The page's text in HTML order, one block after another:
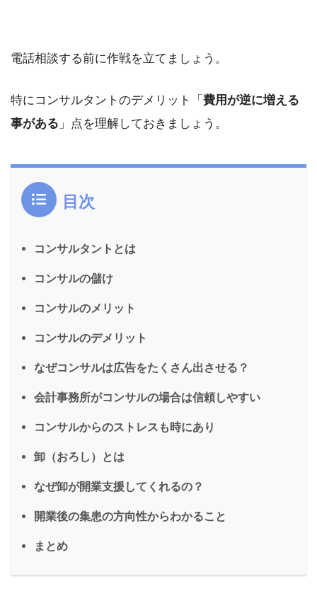
電話相談する前に作戦を立てましょう。
特にコンサルタントのデメリット「 費用が逆に増える
事がある 」点を理解しておきましょう。
目次
コンサルタントとは
コンサルの儲け
コンサルのメリット
コンサルのデメリット
なぜコンサルは広告をたくさん出させる？
会計事務所がコンサルの場合は信頼しやすい
コンサルからのストレスも時にあり
卸（おろし）とは
なぜ卸が開業支援してくれるの？
開業後の集患の方向性からわかること
まとめ